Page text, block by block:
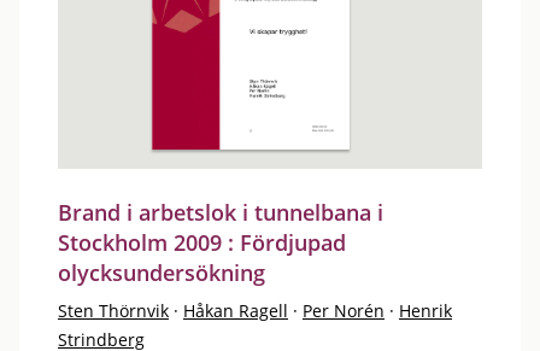
Brand i arbetslok i tunnelbana i
Stockholm 2009 : Fördjupad
olycksundersökning
Sten Thörnvik · Håkan Ragell · Per Norén · Henrik
Strindberg